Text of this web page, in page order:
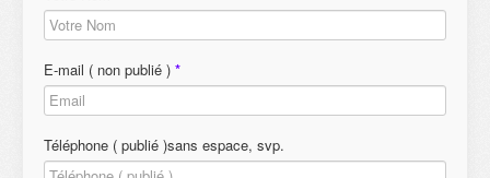
E-mail ( non publié ) *
Téléphone ( publié )sans espace, svp.